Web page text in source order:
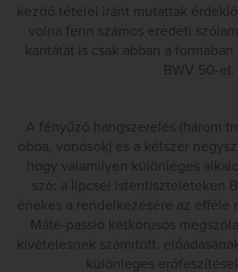
kezdő tételei iránt mutattak
volna fenn számos eredeti
kantátát is csak abban a
BWV 50-et.
A fényűző hangszerelés (három
oboa, vonósok) és a kétszer
hogy valamilyen különleges
szó: a lipcsei istentiszteleteken
énekes a rendelkezésére az efféle
Máté-passió kétkórusos
kivételesnek számított,
különleges